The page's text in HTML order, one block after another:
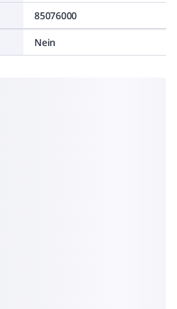
85076000
Nein